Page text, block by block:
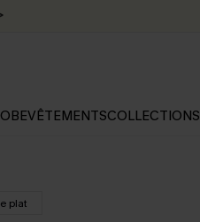
VÊTEMENTSCOLLECTIONS
plat